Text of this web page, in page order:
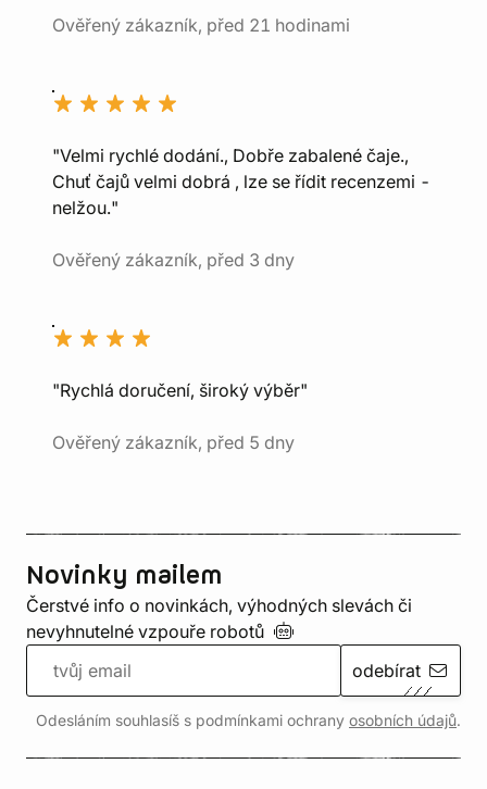
Ověřený zákazník, před 21 hodinami
"Velmi rychlé dodání., Dobře zabalené čaje.,
Chuť čajů velmi dobrá , lze se řídit recenzemi -
nelžou."
Ověřený zákazník, před 3 dny
"Rychlá doručení, široký výběr"
Ověřený zákazník, před 5 dny
Novinky mailem
Čerstvé info o novinkách, výhodných slevách či
nevyhnutelné vzpouře robotů
odebírat
Odesláním souhlasíš s podmínkami ochrany osobních údajů.